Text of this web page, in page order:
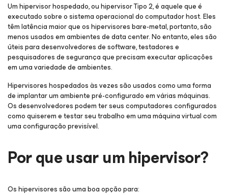
Um hipervisor hospedado, ou hipervisor Tipo 2, é aquele que é
executado sobre o sistema operacional do computador host. Eles
têm latência maior que os hipervisores bare-metal, portanto, são
menos usados em ambientes de data center. No entanto, eles são
úteis para desenvolvedores de software, testadores e
pesquisadores de segurança que precisam executar aplicações
em uma variedade de ambientes.
Hipervisores hospedados às vezes são usados como uma forma
de implantar um ambiente pré-configurado em várias máquinas.
Os desenvolvedores podem ter seus computadores configurados
como quiserem e testar seu trabalho em uma máquina virtual com
uma configuração previsível.
Por que usar um hipervisor?
Os hipervisores são uma boa opção para: